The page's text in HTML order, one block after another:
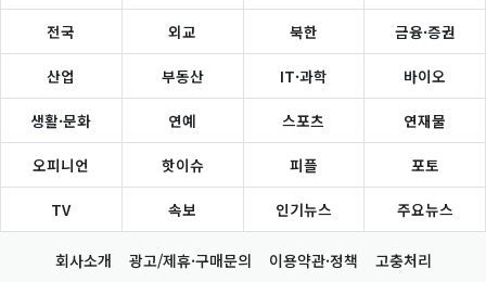
전국 외교 북한 금융·증권
산업 부동산 IT·과학 바이오
생활·문화 연예 스포츠 연재물
오피니언 핫이슈 피플 포토
TV 속보 인기뉴스 주요뉴스
회사소개 광고/제휴·구매문의 이용약관·정책 고충처리